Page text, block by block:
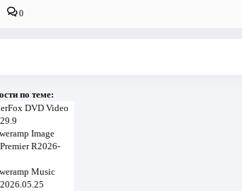
0
по теме:
DVD Video
Image
R2026-
Music